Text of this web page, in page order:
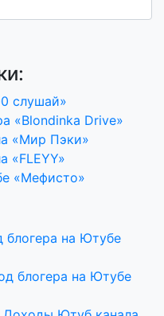
слушай»
«Blondinka Drive»
«Мир Пэки»
«FLEYY»
«Мефисто»
блогера на Ютубе
блогера на Ютубе